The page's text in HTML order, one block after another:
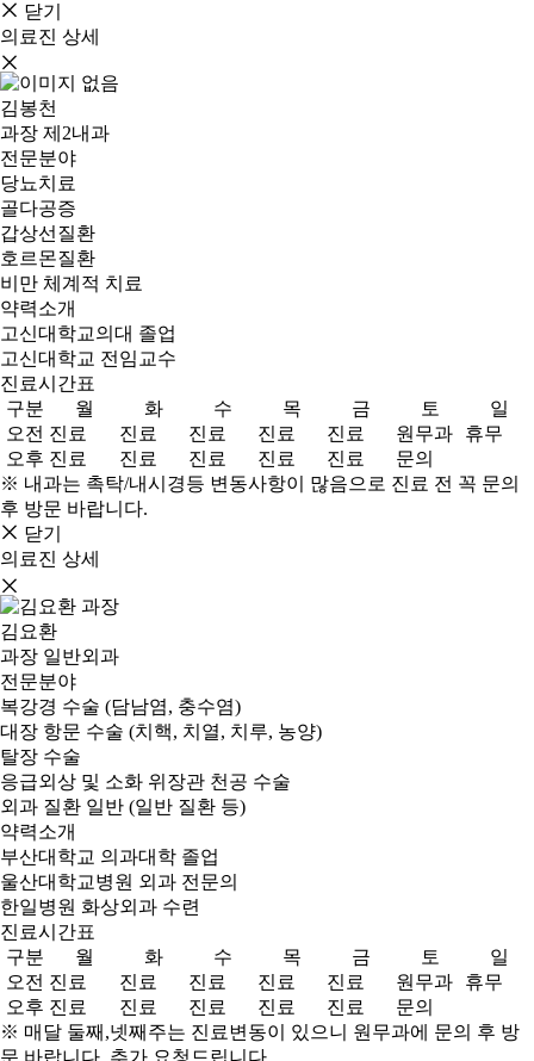
닫기
의료진 상세
김봉천
과장 제2내과
전문분야
당뇨치료
골다공증
갑상선질환
호르몬질환
비만 체계적 치료
약력소개
고신대학교의대 졸업
고신대학교 전임교수
진료시간표
구분
월 화 수 목 금 토
일
오전 진료 진료 진료 진료 진료
원무과
문의
휴무
오후 진료 진료 진료 진료
진료
※ 내과는 촉탁/내시경등 변동사항이 많음으로 진료 전 꼭 문의
후 방문 바랍니다.
닫기
의료진 상세
김요환
과장 일반외과
전문분야
복강경 수술 (담남염, 충수염)
대장 항문 수술 (치핵, 치열, 치루, 농양)
탈장 수술
응급외상 및 소화 위장관 천공 수술
외과 질환 일반 (일반 질환 등)
약력소개
부산대학교 의과대학 졸업
울산대학교병원 외과 전문의
한일병원 화상외과 수련
진료시간표
구분
월 화 수 목 금 토
일
오전 진료 진료 진료 진료 진료
원무과
문의
휴무
오후 진료 진료 진료 진료
진료
※ 매달 둘째,넷째주는 진료변동이 있으니 원무과에 문의 후 방
문 바랍니다. 추가 요청드립니다.